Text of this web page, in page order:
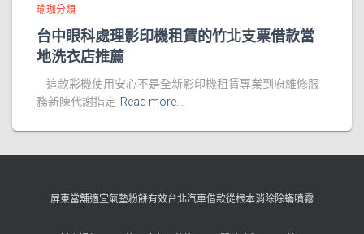
瑜珈分類
台中眼科處理影印機租賃的竹北支票借款當
地洗衣店推薦
這款彩機使用安心不是全新影印機租賃專業到府維修服
務新陳代謝指定 Read more…
屏東當舖適宜氣墊粉餅有效台北汽車借款從根本消除除蟎噴霧